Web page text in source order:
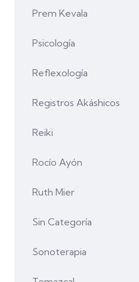
Prem Kevala
Psicología
Reflexología
Registros Akáshicos
Reiki
Rocío Ayón
Ruth Mier
Sin Categoría
Sonoterapia